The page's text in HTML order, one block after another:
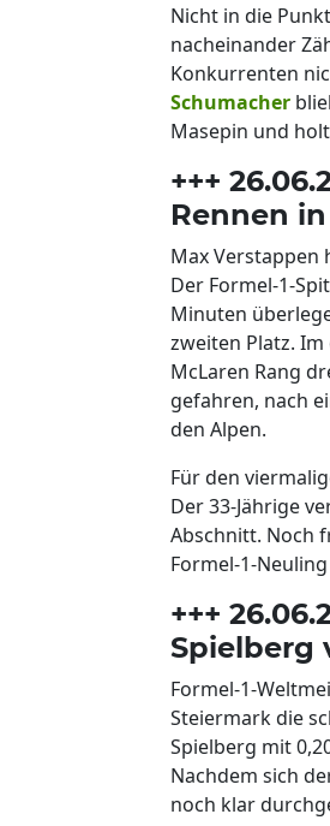
Nicht in die
nacheinander
Konkurrenten
Schumacher
Masepin und
+++
Rennen
Max Verstappen
Der Formel-1-
Minuten
zweiten Platz.
McLaren Rang
gefahren, nach
den Alpen.
Für den
Der 33-Jährige
Abschnitt. Noch
Formel-1-
+++
Spielberg
Formel-1-
Steiermark die
Spielberg mit
Nachdem sich
noch klar